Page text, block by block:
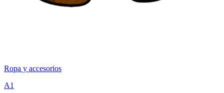
Ropa y accesorios
A1